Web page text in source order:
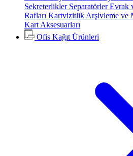
Sekreterlikler SeparatörlerEvrak
Rafları Kartvizitlik Arşivleme ve
Kart Aksesuarları
Ofis Kağıt Ürünleri